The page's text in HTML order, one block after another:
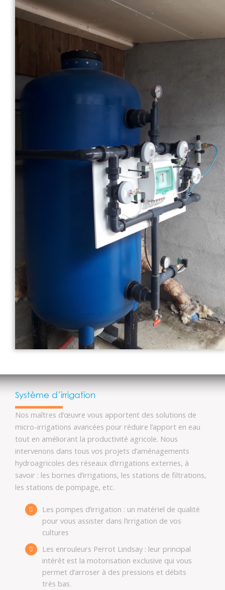
Système d’irrigation
Nos maîtres d’œuvre vous apportent des solutions de
micro-irrigations avancées pour réduire l’apport en eau
tout en améliorant la productivité agricole. Nous
intervenons dans tous vos projets d’aménagements
hydroagricoles des réseaux d’irrigations externes, à
savoir : les bornes d’irrigations, les stations de filtrations,
les stations de pompage, etc.
Les pompes d’irrigation : un matériel de qualité
pour vous assister dans l’irrigation de vos
cultures
Les enrouleurs Perrot Lindsay : leur principal
intérêt est la motorisation exclusive qui vous
permet d’arroser à des pressions et débits
très bas.